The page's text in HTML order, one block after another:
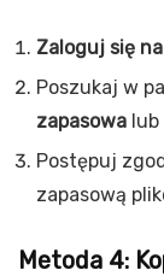
Zaloguj się
Poszukaj w
zapasowa lub
Postępuj
zapasową
Metoda 4: